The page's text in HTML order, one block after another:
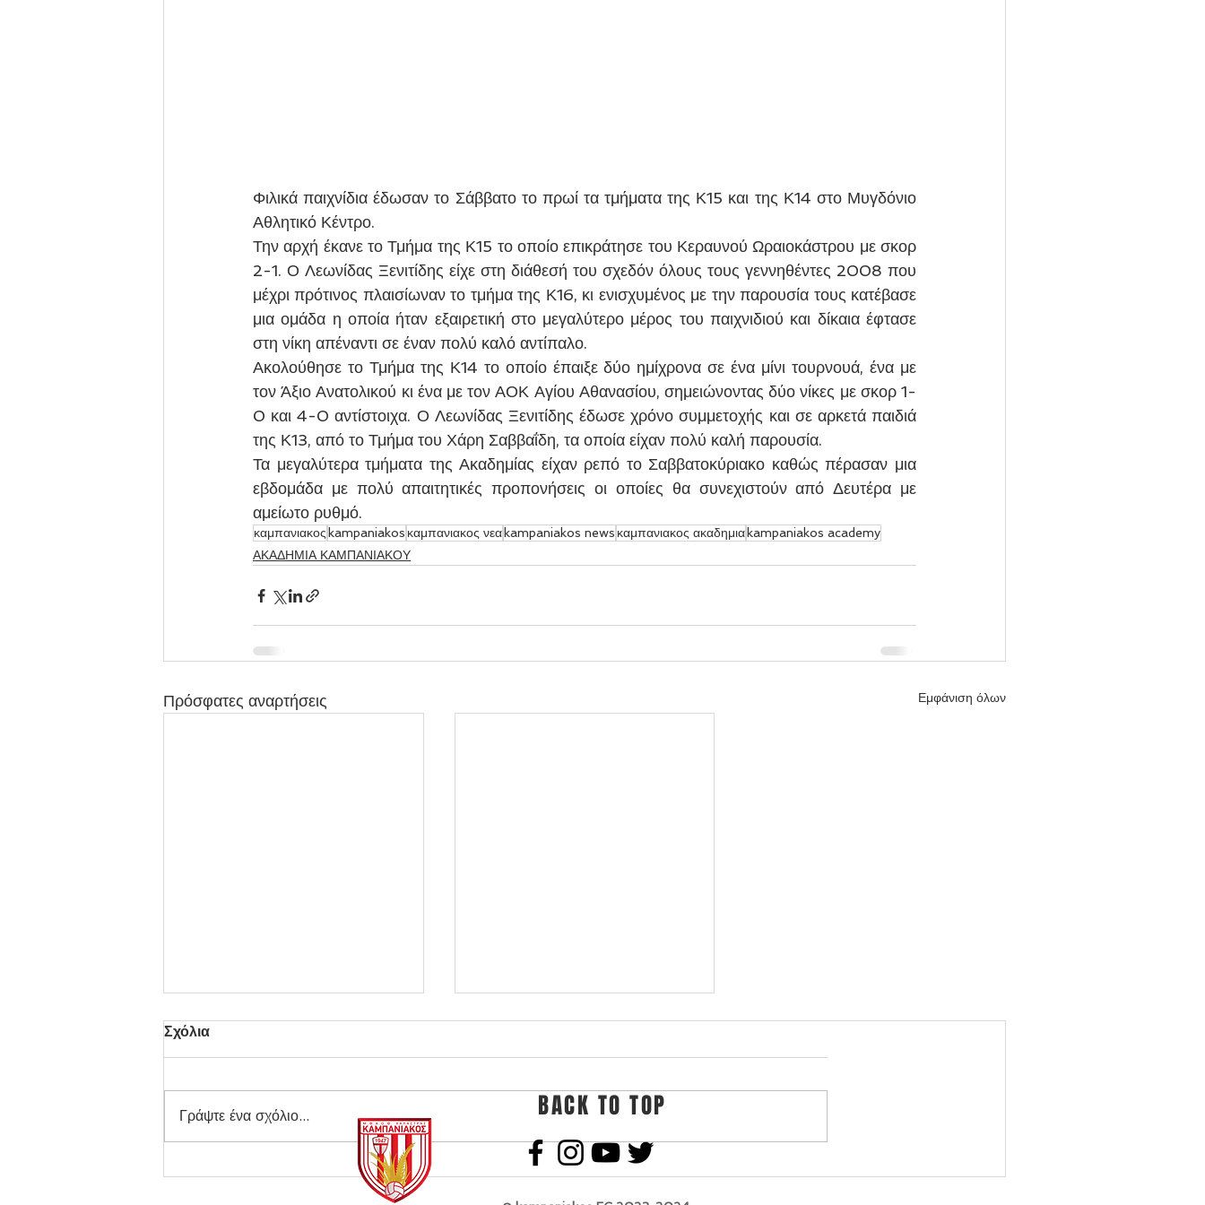
Φιλικά παιχνίδια έδωσαν το Σάββατο το πρωί τα τμήματα της Κ15 και της Κ14 στο Μυγδόνιο
Αθλητικό Κέντρο.
Την αρχή έκανε το Τμήμα της Κ15 το οποίο επικράτησε του Κεραυνού Ωραιοκάστρου με σκορ
2-1. Ο Λεωνίδας Ξενιτίδης είχε στη διάθεσή του σχεδόν όλους τους γεννηθέντες 2008 που
μέχρι πρότινος πλαισίωναν το τμήμα της Κ16, κι ενισχυμένος με την παρουσία τους κατέβασε
μια ομάδα η οποία ήταν εξαιρετική στο μεγαλύτερο μέρος του παιχνιδιού και δίκαια έφτασε
στη νίκη απέναντι σε έναν πολύ καλό αντίπαλο.
Ακολούθησε το Τμήμα της Κ14 το οποίο έπαιξε δύο ημίχρονα σε ένα μίνι τουρνουά, ένα με
τον Άξιο Ανατολικού κι ένα με τον ΑΟΚ Αγίου Αθανασίου, σημειώνοντας δύο νίκες με σκορ 1-
0 και 4-0 αντίστοιχα. Ο Λεωνίδας Ξενιτίδης έδωσε χρόνο συμμετοχής και σε αρκετά παιδιά
της Κ13, από το Τμήμα του Χάρη Σαββαΐδη, τα οποία είχαν πολύ καλή παρουσία.
Τα μεγαλύτερα τμήματα της Ακαδημίας είχαν ρεπό το Σαββατοκύριακο καθώς πέρασαν μια
εβδομάδα με πολύ απαιτητικές προπονήσεις οι οποίες θα συνεχιστούν από Δευτέρα με
αμείωτο ρυθμό.
καμπανιακος kampaniakos καμπανιακος νεα kampaniakos news καμπανιακος ακαδημια kampaniakos academy
ΑΚΑΔΗΜΙΑ ΚΑΜΠΑΝΙΑΚΟΥ
Πρόσφατες αναρτήσεις Εμφάνιση όλων
Φινάλε για την Ακαδημία!
Αποχωρεί ο Χρήστος
Σχόλια
Γράψτε ένα σχόλιο... BACK TO TOP